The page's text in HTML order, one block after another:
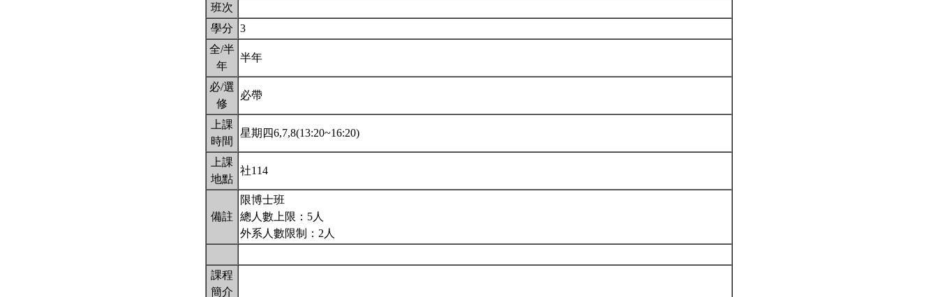
班次
學分
3
全/半
年
半年
必/選
修
必帶
上課
時間
星期四6,7,8(13:20~16:20)
上課
地點
社114
備註
限博士班
總人數上限：5人
外系人數限制：2人
課程
簡介